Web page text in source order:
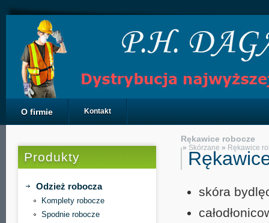
O firmie Kontakt
Produkty
Odzież robocza
Komplety robocze
Spodnie robocze
Rękawice robocze
» Skórzane » Rękawice
skóra